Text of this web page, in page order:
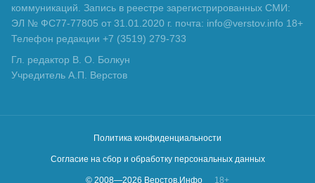
коммуникаций. Запись в реестре зарегистрированных СМИ:
ЭЛ № ФС77-77805 от 31.01.2020 г. почта: info@verstov.info 18+
Телефон редакции +7 (3519) 279-733
Гл. редактор В. О. Болкун
Учредитель А.П. Верстов
Политика конфиденциальности
Согласие на сбор и обработку персональных данных
© 2008—2026 Верстов.Инфо 18+